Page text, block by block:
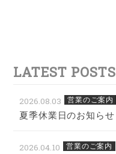
LATEST POSTS
2026.08.03 営業のご案内
夏季休業日のお知らせ
2026.04.10 営業のご案内